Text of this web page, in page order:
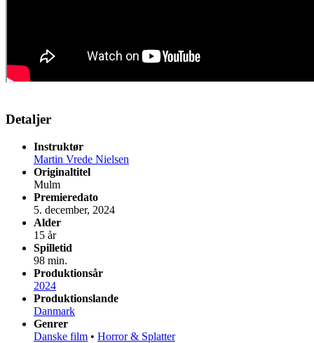
Detaljer
Instruktør
Martin Vrede Nielsen
Originaltitel
Mulm
Premieredato
5. december, 2024
Alder
15 år
Spilletid
98 min.
Produktionsår
2024
Produktionslande
Danmark
Genrer
Danske film • Horror & Splatter